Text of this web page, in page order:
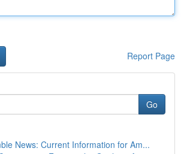
Report Page
Go
News: Current Information for Am...